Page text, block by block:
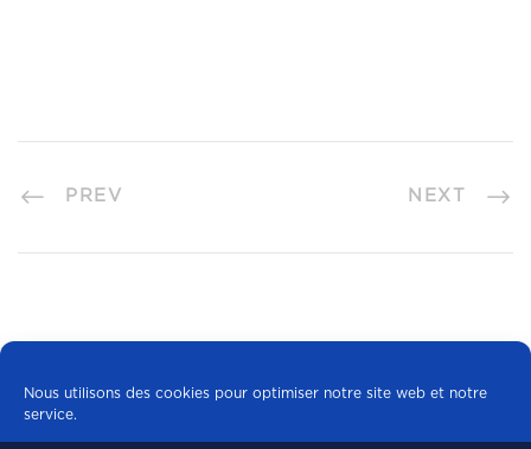
Nous utilisons des cookies pour optimiser notre site web et notre
service.
PREV NEXT